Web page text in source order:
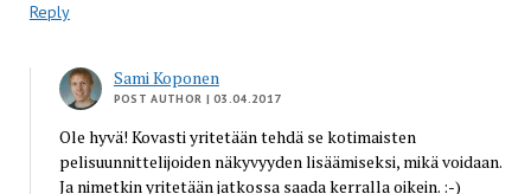
Reply
Sami Koponen
POST AUTHOR | 03.04.2017
Ole hyvä! Kovasti yritetään tehdä se kotimaisten
pelisuunnittelijoiden näkyvyyden lisäämiseksi, mikä voidaan.
Ja nimetkin yritetään jatkossa saada kerralla oikein. :-)